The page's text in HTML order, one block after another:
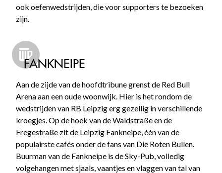
ook oefenwedstrijden, die voor supporters te bezoeken
zijn.
FANKNEIPE
Aan de zijde van de hoofdtribune grenst de Red Bull
Arena aan een oude woonwijk. Hier is het rondom de
wedstrijden van RB Leipzig erg gezellig in verschillende
kroegjes. Op de hoek van de Waldstraße en de
Fregestraße zit de Leipzig Fankneipe, één van de
populairste cafés onder de fans van Die Roten Bullen.
Buurman van de Fankneipe is de Sky-Pub, volledig
volgehangen met sjaals, vaantjes en vlaggen van tal van